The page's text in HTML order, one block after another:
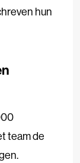
hun
team de